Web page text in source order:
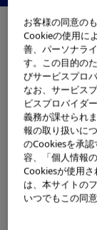
お客様の同意の
Cookieの使用に
善、パーソナラ
す。この目的の
びサービスプロ
なお、サービス
ビスプロバイダ
義務が課せられ
報の取り扱いに
のCookiesを承
容、「個人情報
Cookiesが使用
は、本サイトの
いつでもこの同